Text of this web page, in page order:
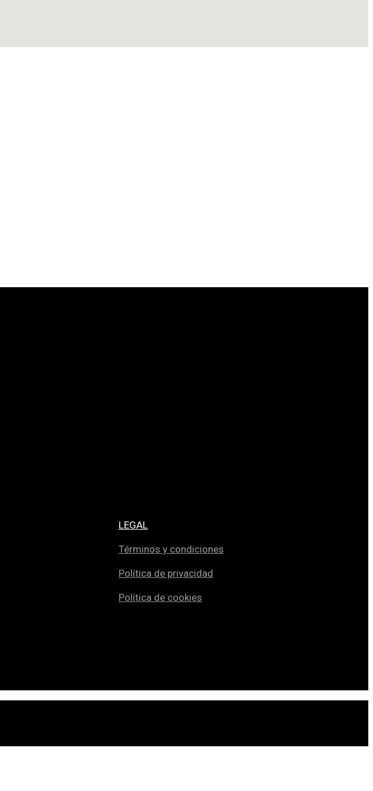
LEGAL
Términos y condiciones
Política de privacidad
Política de cookies